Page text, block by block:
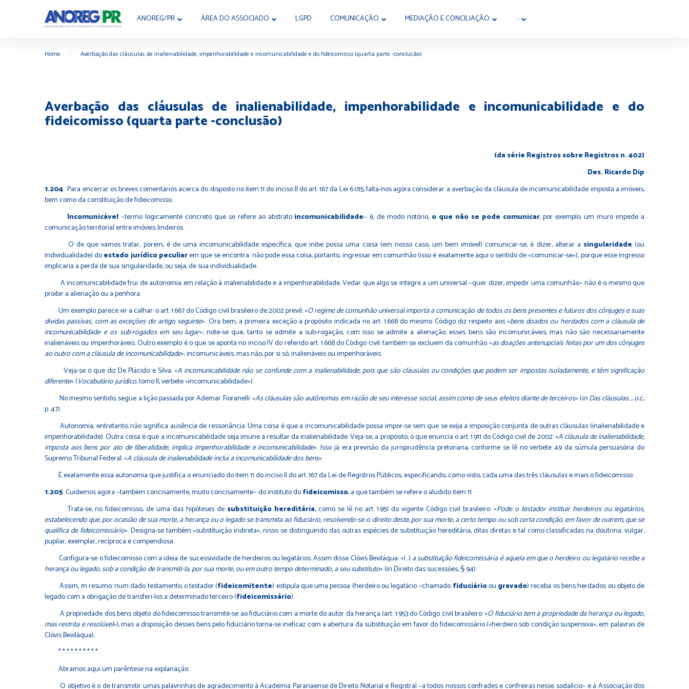
ANOREG/PR ÁREA DO ASSOCIADO LGPD COMUNICAÇÃO MEDIAÇÃO E CONCILIAÇÃO ···
Home Averbação das cláusulas de inalienabilidade, impenhorabilidade e incomunicabilidade e do fideicomisso (quarta parte -conclusão)
Averbação das cláusulas de inalienabilidade, impenhorabilidade e incomunicabilidade e do
fideicomisso (quarta parte -conclusão)
(da série Registros sobre Registros n. 402)
Des. Ricardo Dip
1.204. Para encerrar os breves comentários acerca do disposto no item 11 do inciso II do art. 167 da Lei 6.015, falta-nos agora considerar a averbação da cláusula de incomunicabilidade imposta a imóveis,
bem como da constituição de fideicomisso.
Incomunicável −termo logicamente concreto que se refere ao abstrato incomunicabilidade− é, de modo notório, o que não se pode comunicar; por exemplo, um muro impede a
comunicação territorial entre imóveis lindeiros.
O de que vamos tratar, porém, é de uma incomunicabilidade específica, que inibe possa uma coisa (em nosso caso, um bem imóvel) comunicar-se, é dizer, alterar a singularidade (ou
individualidade) doestado jurídico peculiarem que se encontra: não pode essa coisa, portanto, ingressar em comunhão (isso é exatamente aqui o sentido de «comunicar-se»), porque esse ingresso
implicaria a perda de sua singularidade, ou seja, de sua individualidade.
A incomunicabilidade frui de autonomia em relação à inalienabilidade e à impenhorabilidade. Vedar que algo se integre a um universal −quer dizer, impedir uma comunhão− não é o mesmo que
proibir a alienação ou a penhora.
Um exemplo parece vir a calhar: o art. 1.667 do Código civil brasileiro de 2002 prevê: «O regime de comunhão universal importa a comunicação de todos os bens presentes e futuros dos cônjuges e suas
dívidas passivas, com as exceções do artigo seguinte». Ora bem, a primeira exceção a propósito indicada no art. 1.668 do mesmo Código diz respeito aos «bens doados ou herdados com a cláusula de
incomunicabilidade e os sub-rogados em seu lugar»; note-se que, tanto se admite a sub-rogação, com isso se admite a alienação; esses bens são incomunicáveis, mas não são necessariamente
inalienáveis ou impenhoráveis. Outro exemplo é o que se aponta no inciso IV do referido art. 1.668 do Código civil: também se excluem da comunhão «as doações antenupciais feitas por um dos cônjuges
ao outro com a cláusula de incomunicabilidade»; incomunicáveis, mas não, por si só, inalienáveis ou impenhoráveis.
Veja-se o que diz De Plácido e Silva: «A incomunicabilidade não se confunde com a inalienabilidade, pois que são cláusulas ou condições que podem ser impostas isoladamente, e têm significação
diferente» (Vocabulário jurídico, tomo II, verbete «incomunicabilidade»).
No mesmo sentido, segue a lição passada por Ademar Fioranelli: «As cláusulas são autônomas em razão de seu interesse social, assim como de seus efeitos diante de terceiros» (in Das cláusulas...,o.c.,
p. 47).
Autonomia, entretanto, não significa ausência de ressonância. Uma coisa é que a incomunicabilidade possa impor-se sem que se exija a imposição conjunta de outras cláusulas (inalienabilidade e
impenhorabilidade). Outra coisa é que a incomunicabilidade seja imune a resultar da inalienabilidade. Veja-se, a propósito, o que enuncia o art. 1.911 do Código civil de 2002: «A cláusula de inalienabilidade,
imposta aos bens por ato de liberalidade, implica impenhorabilidade e incomunicabilidade». Isso já era previsão da jurisprudência pretoriana, conforme se lê no verbete 49 da súmula persuasória do
Supremo Tribunal Federal: «A cláusula de inalienabilidade inclui a incomunicabilidade dos bens».
É exatamente essa autonomia que justifica o enunciado do item 11 do inciso II do art. 167 da Lei de Registros Públicos, especificando, como visto, cada uma das três cláusulas e mais o fideicomisso.
1.205. Cuidemos agora −também concisamente, muito concisamente− do instituto dofideicomisso, a que também se refere o aludido item 11.
Trata-se, no fideicomisso, de uma das hipóteses de substituição hereditária, como se lê no art. 1.951 do vigente Código civil brasileiro: «Pode o testador instituir herdeiros ou legatários,
estabelecendo que, por ocasião de sua morte, a herança ou o legado se transmita ao fiduciário, resolvendo-se o direito deste, por sua morte, a certo tempo ou sob certa condição, em favor de outrem, que se
qualifica de fideicomissário». Designa-se também «substituição indireta», nisso se distinguindo das outras espécies de substituição hereditária, ditas diretas e tal como classificadas na doutrina: vulgar,
pupilar, exemplar, recíproca e compendiosa.
Configura-se o fideicomisso com a ideia de sucessividade de herdeiros ou legatários. Assim disse Clóvis Beviláqua: «(…) a substituição fideicomissária é aquela em que o herdeiro ou legatário recebe a
herança ou legado, sob a condição de transmiti-la, por sua morte, ou em outro tempo determinado, a seu substituto» (in Direito das sucessões, § 94).
Assim, m resumo: num dado testamento, o testador (fideicomitente) estipula que uma pessoa (herdeiro ou legatário −chamado fiduciárioou gravado) receba os bens herdados ou objeto de
legado com a obrigação de transferi-los a determinado terceiro (fideicomissário).
A propriedade dos bens objeto do fideicomisso transmite-se ao fiduciário com a morte do autor da herança (art. 1.953 do Código civil brasileiro: «O fiduciário tem a propriedade da herança ou legado,
mas restrita e resolúvel»), mas a disposição desses bens pelo fiduciário torna-se ineficaz com a abertura da substituição em favor do fideicomissário («herdeiro sob condição suspensiva», em palavras de
Clóvis Beviláqua).
* * * * * * * * * *
Abramos aqui um parêntese na explanação.
O objetivo é o de transmitir umas palavrinhas de agradecimento à Academia Paranaense de Direito Notarial e Registral −a todos nossos confrades e confreiras nesse sodalício− e à Associação dos